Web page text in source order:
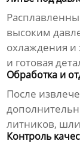
высоким
охлаждения и
и готовая
Обработка и
После
литников,
Контроль